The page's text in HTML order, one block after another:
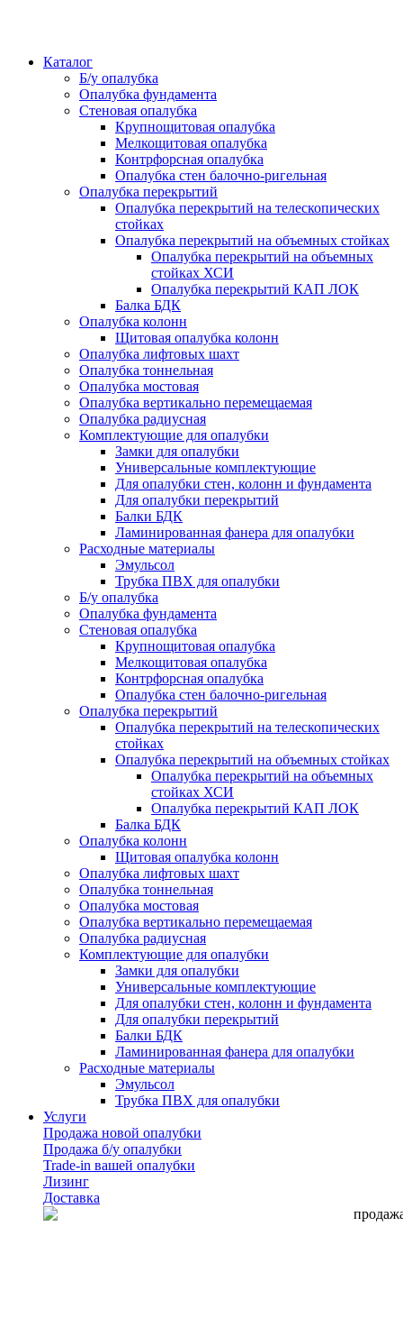
Каталог
Б/у опалубка
Опалубка фундамента
Стеновая опалубка
Крупнощитовая опалубка
Мелкощитовая опалубка
Контрфорсная опалубка
Опалубка стен балочно-ригельная
Опалубка перекрытий
Опалубка перекрытий на телескопических
стойках
Опалубка перекрытий на объемных стойках
Опалубка перекрытий на объемных
стойках ХСИ
Опалубка перекрытий КАП ЛОК
Балка БДК
Опалубка колонн
Щитовая опалубка колонн
Опалубка лифтовых шахт
Опалубка тоннельная
Опалубка мостовая
Опалубка вертикально перемещаемая
Опалубка радиусная
Комплектующие для опалубки
Замки для опалубки
Универсальные комплектующие
Для опалубки стен, колонн и фундамента
Для опалубки перекрытий
Балки БДК
Ламинированная фанера для опалубки
Расходные материалы
Эмульсол
Трубка ПВХ для опалубки
Б/у опалубка
Опалубка фундамента
Стеновая опалубка
Крупнощитовая опалубка
Мелкощитовая опалубка
Контрфорсная опалубка
Опалубка стен балочно-ригельная
Опалубка перекрытий
Опалубка перекрытий на телескопических
стойках
Опалубка перекрытий на объемных стойках
Опалубка перекрытий на объемных
стойках ХСИ
Опалубка перекрытий КАП ЛОК
Балка БДК
Опалубка колонн
Щитовая опалубка колонн
Опалубка лифтовых шахт
Опалубка тоннельная
Опалубка мостовая
Опалубка вертикально перемещаемая
Опалубка радиусная
Комплектующие для опалубки
Замки для опалубки
Универсальные комплектующие
Для опалубки стен, колонн и фундамента
Для опалубки перекрытий
Балки БДК
Ламинированная фанера для опалубки
Расходные материалы
Эмульсол
Трубка ПВХ для опалубки
Услуги
Продажа новой опалубки
Продажа б/у опалубки
Trade-in вашей опалубки
Лизинг
Доставка